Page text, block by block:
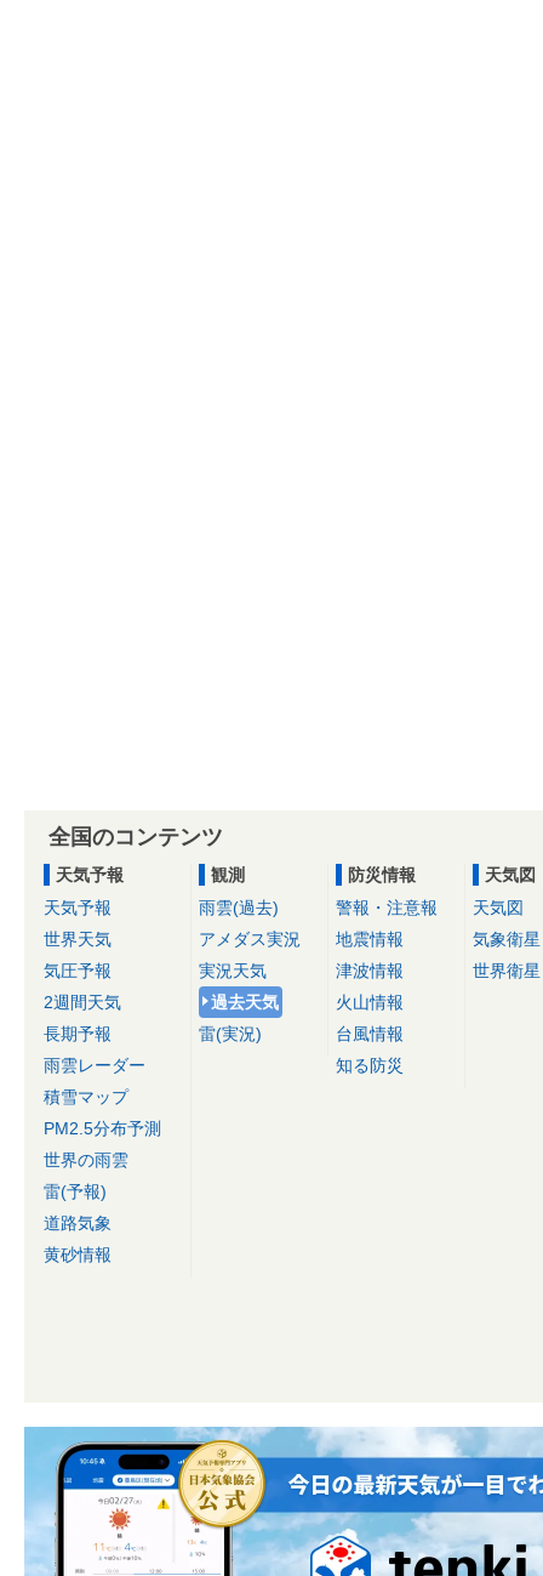
全国のコンテンツ
天気予報
天気予報
世界天気
気圧予報
2週間天気
長期予報
雨雲レーダー
積雪マップ
PM2.5分布予測
世界の雨雲
雷(予報)
道路気象
黄砂情報
観測
雨雲(過去)
アメダス実況
実況天気
過去天気
雷(実況)
防災情報
警報・注意報
地震情報
津波情報
火山情報
台風情報
知る防災
天気図
天気図
気象衛星
世界衛星